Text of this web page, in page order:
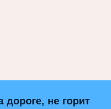
дороге, не горит